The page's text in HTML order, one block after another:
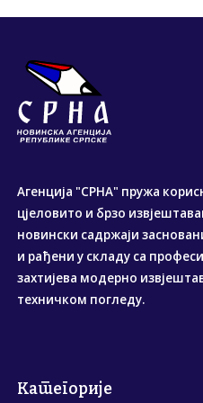
Агенција "СРНА" пружа
цјеловито и брзо
новински садржаји
и рађени у складу са
захтијева модерно
техничком погледу.
Категорије